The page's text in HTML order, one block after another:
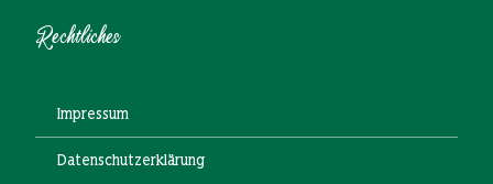
Rechtliches
Impressum
Datenschutzerklärung